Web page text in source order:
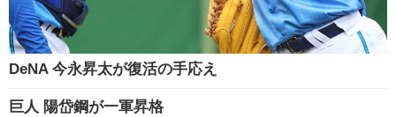
DeNA 今永昇太が復活の手応え
巨人 陽岱鋼が一軍昇格